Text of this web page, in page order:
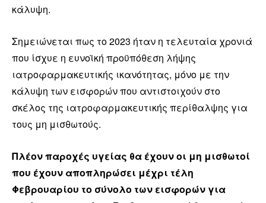
κάλυψη.
Σημειώνεται πως το 2023 ήταν η τελευταία χρονιά
που ίσχυε η ευνοϊκή προϋπόθεση λήψης
ιατροφαρμακευτικής ικανότητας, μόνο με την
κάλυψη των εισφορών που αντιστοιχούν στο
σκέλος της ιατροφαρμακευτικής περίθαλψης για
τους μη μισθωτούς.
Πλέον παροχές υγείας θα έχουν οι μη μισθωτοί
που έχουν αποπληρώσει μέχρι τέλη
Φεβρουαρίου το σύνολο των εισφορών για